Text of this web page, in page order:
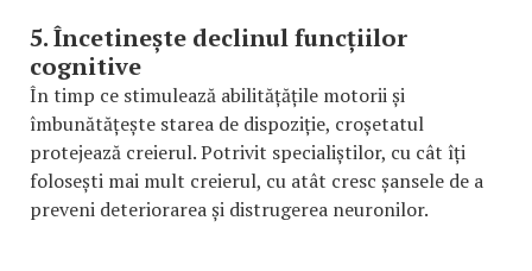
5. Încetinește declinul funcțiilor
cognitive
În timp ce stimulează abilitățățile motorii și
îmbunătățește starea de dispoziție, croșetatul
protejează creierul. Potrivit specialiștilor, cu cât îți
folosești mai mult creierul, cu atât cresc șansele de a
preveni deteriorarea și distrugerea neuronilor.